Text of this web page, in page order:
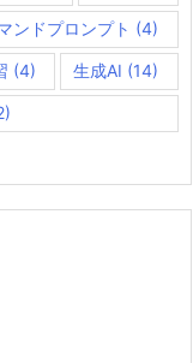
ンドプロンプト (4)
(4) 生成AI (14)